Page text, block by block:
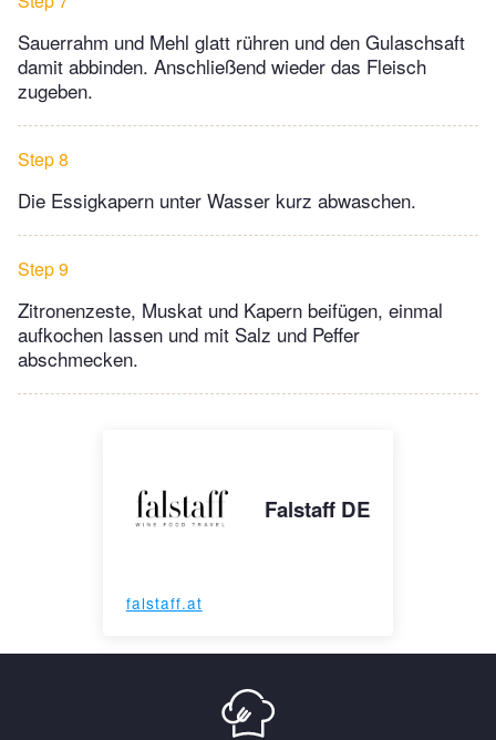
Sauerrahm und Mehl glatt rühren und den Gulaschsaft
damit abbinden. Anschließend wieder das Fleisch
zugeben.
Step 8
Die Essigkapern unter Wasser kurz abwaschen.
Step 9
Zitronenzeste, Muskat und Kapern beifügen, einmal
aufkochen lassen und mit Salz und Peffer
abschmecken.
Falstaff DE
falstaff.at